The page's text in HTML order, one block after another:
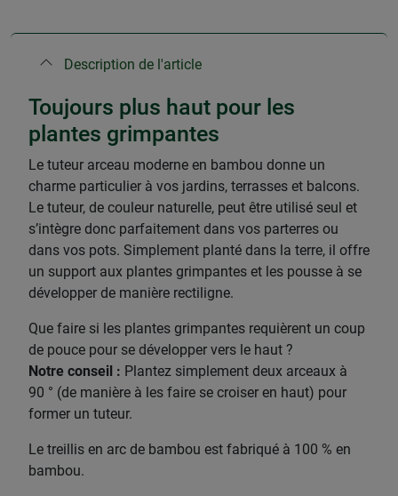
Description de l'article
Toujours plus haut pour les
plantes grimpantes
Le tuteur arceau moderne en bambou donne un
charme particulier à vos jardins, terrasses et balcons.
Le tuteur, de couleur naturelle, peut être utilisé seul et
s’intègre donc parfaitement dans vos parterres ou
dans vos pots. Simplement planté dans la terre, il offre
un support aux plantes grimpantes et les pousse à se
développer de manière rectiligne.
Que faire si les plantes grimpantes requièrent un coup
de pouce pour se développer vers le haut ?
Notre conseil : Plantez simplement deux arceaux à
90 ° (de manière à les faire se croiser en haut) pour
former un tuteur.
Le treillis en arc de bambou est fabriqué à 100 % en
bambou.